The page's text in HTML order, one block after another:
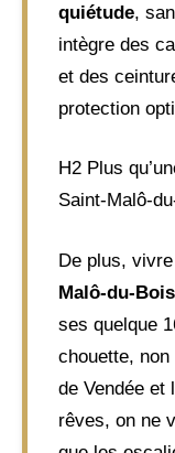
quiétude,
intègre des
et des
protection
H2 Plus
Saint-Malô-
De plus,
Malô-du-Bois
ses quelque
chouette,
de Vendée et
rêves, on ne